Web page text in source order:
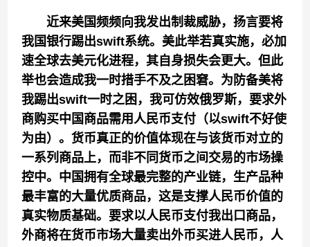
近来美国频频向我发出制裁威胁，扬言要将
我国银行踢出swift系统。美此举若真实施，必加
速全球去美元化进程， 其 自身损失会更大。但此
举也会造成我一时措手不及之困窘。 为防备美将
我踢出swift一时之困，我可仿效俄罗斯，要求外
商购买中国商品需用人民币支付 （以swift不好使
为由）。货币真正的价值体现在与该货币对立的
一系列商品上，而非不同货币之间 交易的市场操
控中。 中国拥有全球最完整的产业链，生产品种
最丰富的大量优质商品，这是支撑人民币价值的
真实物质基础。要求以人民币支付我出口商品，
外商将在货币市场大量卖出外币买进人民币，人